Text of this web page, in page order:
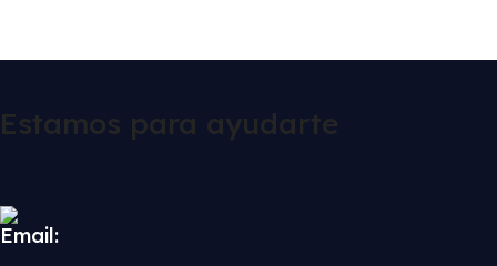
Estamos para ayudarte
Email: